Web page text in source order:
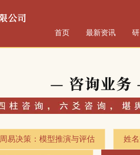
首页 最新资讯
周易决策：模型推演与评估​ 姓